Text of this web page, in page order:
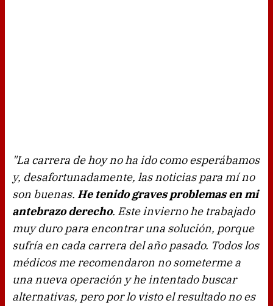
"La carrera de hoy no ha ido como esperábamos
y, desafortunadamente, las noticias para mí no
son buenas. He tenido graves problemas en mi
antebrazo derecho. Este invierno he trabajado
muy duro para encontrar una solución, porque
sufría en cada carrera del año pasado. Todos los
médicos me recomendaron no someterme a
una nueva operación y he intentado buscar
alternativas, pero por lo visto el resultado no es